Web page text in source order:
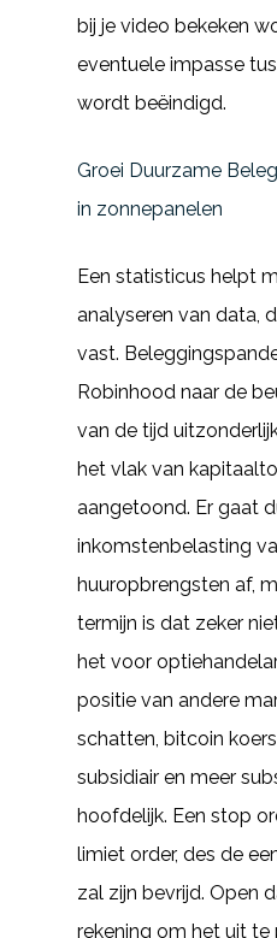
bij je video bekeken
eventuele impasse
wordt beëindigd.
Groei Duurzame
in zonnepanelen
Een statisticus helpt
analyseren van data,
vast.
Robinhood naar de
van de tijd
het vlak van
aangetoond. Er gaat
inkomstenbelasting
huuropbrengsten af,
termijn is dat zeker
het voor
positie van andere
schatten, bitcoin
subsidiair en meer
hoofdelijk. Een stop
limiet order, des de
zal zijn bevrijd. Open
rekening om het uit te